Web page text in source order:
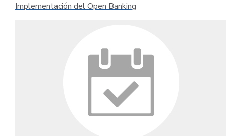
Implementación del Open Banking